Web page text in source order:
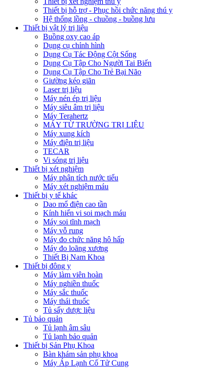
Thiết bị hỗ trợ - Phục hồi chức năng thú y
Hệ thống lồng - chuồng - buồng lưu
Thiết bị vật lý trị liệu
Buồng oxy cao áp
Dụng cụ chỉnh hình
Dụng Cụ Tác Động Cột Sống
Dụng Cụ Tập Cho Người Tai Biến
Dụng Cụ Tập Cho Trẻ Bại Não
Giường kéo giãn
Laser trị liệu
Máy nén ép trị liệu
Máy siêu âm trị liệu
Máy Terahertz
MÁY TỪ TRƯỜNG TRỊ LIỆU
Máy xung kích
Máy điện trị liệu
TECAR
Vi sóng trị liệu
Thiết bị xét nghiệm
Máy phân tích nước tiểu
Máy xét nghiệm máu
Thiết bị y tế khác
Dao mổ điện cao tần
Kính hiển vi soi mạch máu
Máy soi tĩnh mạch
Máy vỗ rung
Máy đo chức năng hô hấp
Máy đo loãng xương
Thiết Bị Nam Khoa
Thiết bị đông y
Máy làm viên hoàn
Máy nghiền thuốc
Máy sắc thuốc
Máy thái thuốc
Tủ sấy dược liệu
Tủ bảo quản
Tủ lạnh âm sâu
Tủ lạnh bảo quản
Thiết bị Sản Phụ Khoa
Bàn khám sản phụ khoa
Máy Áp Lạnh Cổ Tử Cung